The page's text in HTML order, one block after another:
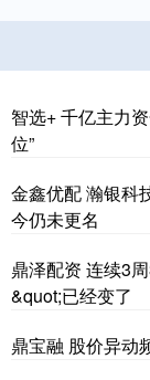
智选+ 千亿主力
位”
金鑫优配 瀚银科
今仍未更名
鼎泽配资 连续3
&quot;已经变了
鼎宝融 股价异动